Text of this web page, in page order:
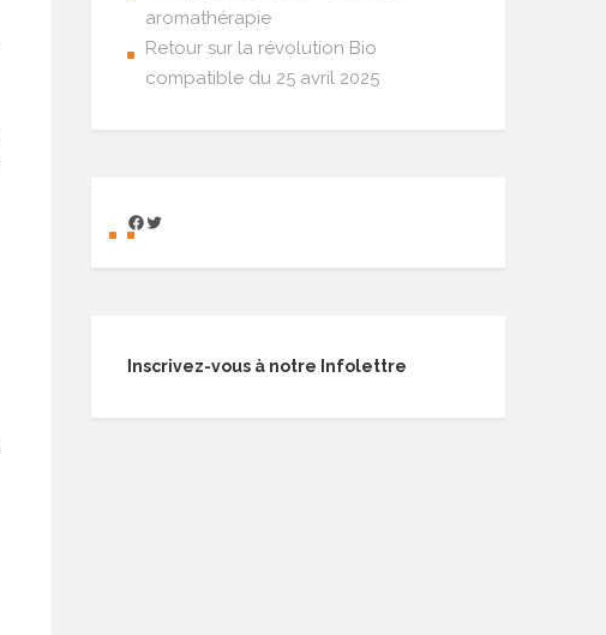
aromathérapie
Retour sur la révolution Bio
compatible du 25 avril 2025
Inscrivez-vous à notre Infolettre